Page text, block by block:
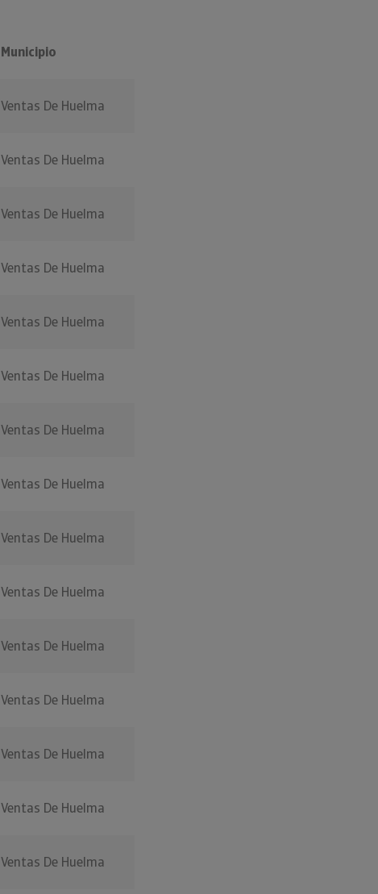
Municipio
Ventas De Huelma
Ventas De Huelma
Ventas De Huelma
Ventas De Huelma
Ventas De Huelma
Ventas De Huelma
Ventas De Huelma
Ventas De Huelma
Ventas De Huelma
Ventas De Huelma
Ventas De Huelma
Ventas De Huelma
Ventas De Huelma
Ventas De Huelma
Ventas De Huelma